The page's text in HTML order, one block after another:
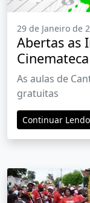
29 de Janeiro de
Abertas as
As aulas de
gratuitas
Continuar Lendo